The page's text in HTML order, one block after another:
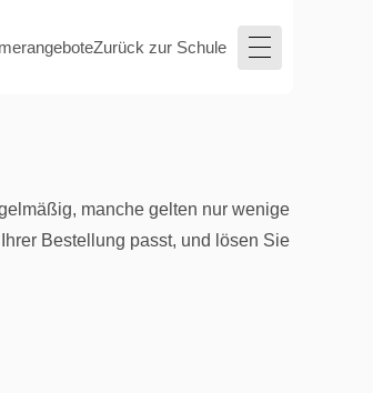
Zurück zur Schule
manche gelten nur wenige
Bestellung passt, und lösen Sie